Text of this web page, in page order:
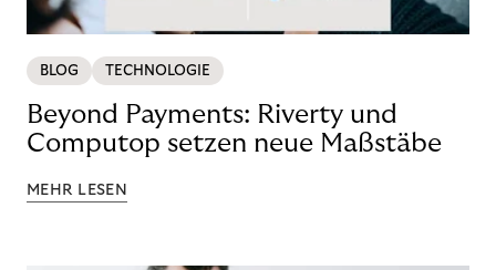
BLOG TECHNOLOGIE
Beyond Payments: Riverty und
Computop setzen neue Maßstäbe
MEHR LESEN